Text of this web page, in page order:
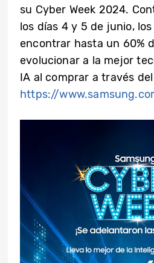
su Cyber Week 2024.
los días 4 y 5 de junio,
encontrar hasta un 60%
evolucionar a la mejor
IA al comprar a través
https://